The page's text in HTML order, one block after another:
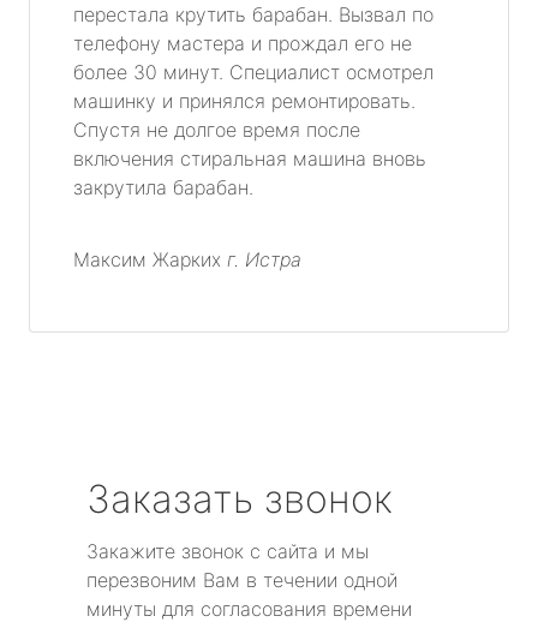
перестала крутить барабан. Вызвал по
телефону мастера и прождал его не
более 30 минут. Специалист осмотрел
машинку и принялся ремонтировать.
Спустя не долгое время после
включения стиральная машина вновь
закрутила барабан.
Максим Жарких г. Истра
Заказать звонок
Закажите звонок с сайта и мы
перезвоним Вам в течении одной
минуты для согласования времени